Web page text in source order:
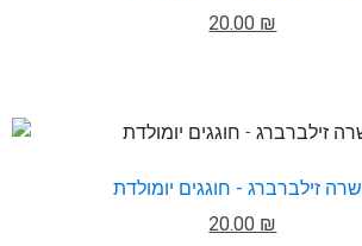
20.00 ₪
שרה זילברברג - חוגגים יומולדת
20.00 ₪